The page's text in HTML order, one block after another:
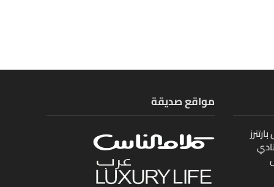
مواقع صديقة